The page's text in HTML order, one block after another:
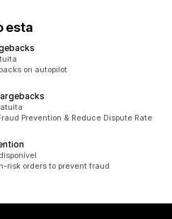
esta
on autopilot
Prevention & Reduce Dispute Rate
risk orders to prevent fraud